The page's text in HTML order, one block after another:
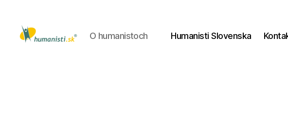
O humanistoch Humanisti Slovenska